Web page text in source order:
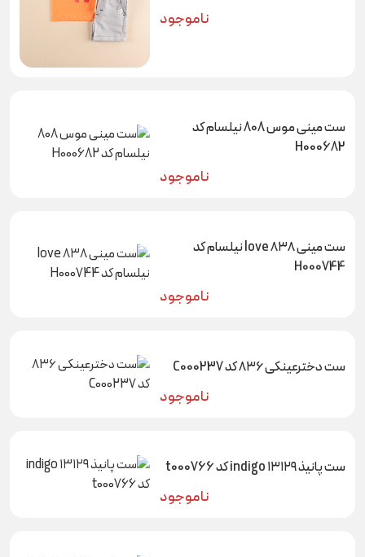
ناموجود
ست مینی موس 808 نیلسام کد
H000682
ناموجود
ست مینی love ۸۳۸ نیلسام کد
H000744
ناموجود
ست دخترعینکی ۸۳۶ کد C000237
ناموجود
ست پانیذ ۱۳۱۲۹ indigo کد t000766
ناموجود